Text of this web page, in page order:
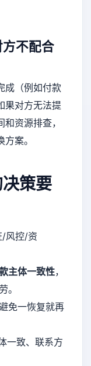
不配合
成（例如付款
果对方无法提
资源排查，
案。
策要
/风控/资
主体一致性，
。
免一恢复就再
一致、联系方